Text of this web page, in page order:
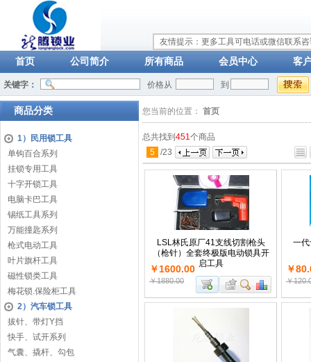
友情提示：更多工具可电话或微信联系
首页 公司简介 所有商品 会员中心 客
关键字： 价格从 到
商品分类
1）民用锁工具
单钩百合系列
挂锁专用工具
十字开锁工具
电脑卡巴工具
锡纸工具系列
万能撞匙系列
枪式电动工具
叶片旗杆工具
磁性锁类工具
梅花锁.保险柜工具
2）汽车锁工具
拔针、带灯Y挡
快手、试开系列
气囊、撬杆、勾包
您当前的位置： 首页
总共找到 451个商品
5 /23
LSL林氏原厂41支线切割枪头
（枪针）全套终极版电动锁具开
启工具
￥1600.00
￥1880.00
一
￥
￥